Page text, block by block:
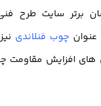
برتر سایت طرح
چوب فنلاندی
افزایش مقاومت